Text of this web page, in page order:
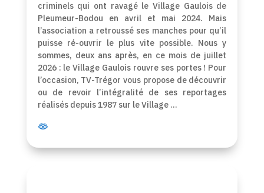
criminels qui ont ravagé le Village Gaulois de
Pleumeur-Bodou en avril et mai 2024. Mais
l’association a retroussé ses manches pour qu’il
puisse ré-ouvrir le plus vite possible. Nous y
sommes, deux ans après, en ce mois de juillet
2026 : le Village Gaulois rouvre ses portes ! Pour
l’occasion, TV-Trégor vous propose de découvrir
ou de revoir l’intégralité de ses reportages
réalisés depuis 1987 sur le Village …